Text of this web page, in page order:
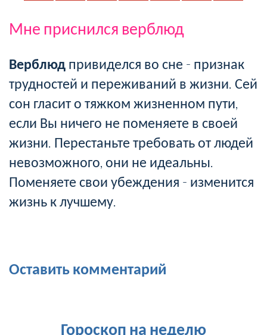
Мне приснился верблюд
Верблюд привиделся во сне - признак
трудностей и переживаний в жизни. Сей
сон гласит о тяжком жизненном пути,
если Вы ничего не поменяете в своей
жизни. Перестаньте требовать от людей
невозможного, они не идеальны.
Поменяете свои убеждения - изменится
жизнь к лучшему.
Оставить комментарий
Гороскоп на неделю